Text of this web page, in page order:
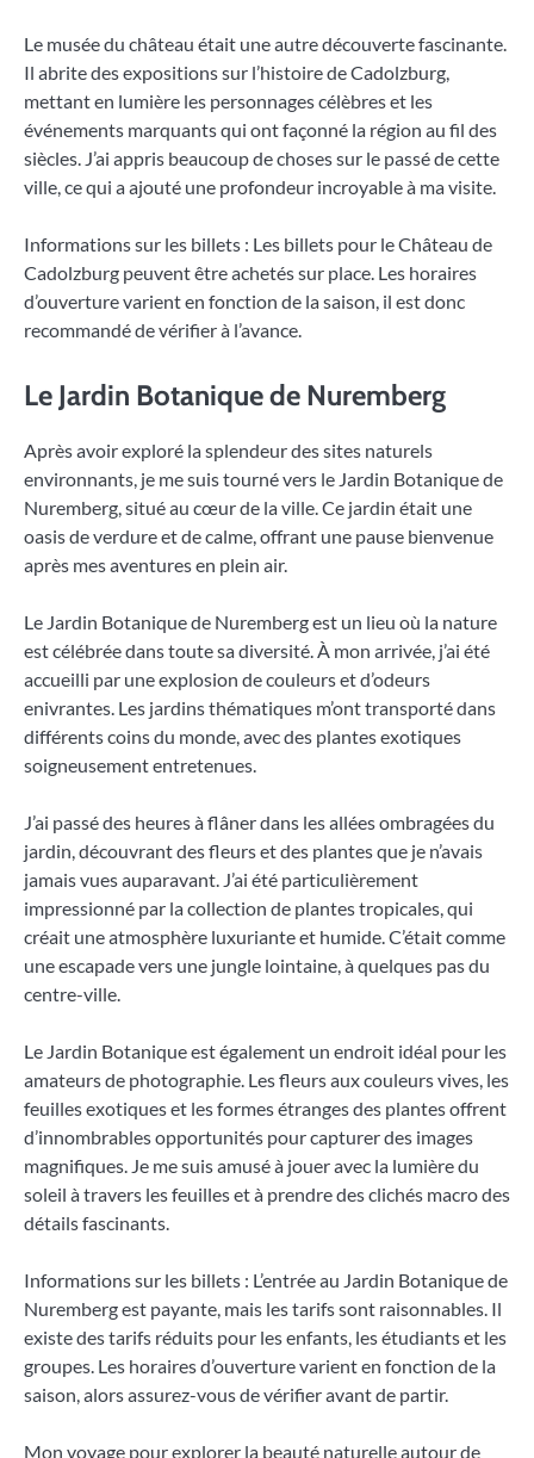
Le musée du château était une autre découverte fascinante.
Il abrite des expositions sur l’histoire de Cadolzburg,
mettant en lumière les personnages célèbres et les
événements marquants qui ont façonné la région au fil des
siècles. J’ai appris beaucoup de choses sur le passé de cette
ville, ce qui a ajouté une profondeur incroyable à ma visite.
Informations sur les billets : Les billets pour le Château de
Cadolzburg peuvent être achetés sur place. Les horaires
d’ouverture varient en fonction de la saison, il est donc
recommandé de vérifier à l’avance.
Le Jardin Botanique de Nuremberg
Après avoir exploré la splendeur des sites naturels
environnants, je me suis tourné vers le Jardin Botanique de
Nuremberg, situé au cœur de la ville. Ce jardin était une
oasis de verdure et de calme, offrant une pause bienvenue
après mes aventures en plein air.
Le Jardin Botanique de Nuremberg est un lieu où la nature
est célébrée dans toute sa diversité. À mon arrivée, j’ai été
accueilli par une explosion de couleurs et d’odeurs
enivrantes. Les jardins thématiques m’ont transporté dans
différents coins du monde, avec des plantes exotiques
soigneusement entretenues.
J’ai passé des heures à flâner dans les allées ombragées du
jardin, découvrant des fleurs et des plantes que je n’avais
jamais vues auparavant. J’ai été particulièrement
impressionné par la collection de plantes tropicales, qui
créait une atmosphère luxuriante et humide. C’était comme
une escapade vers une jungle lointaine, à quelques pas du
centre-ville.
Le Jardin Botanique est également un endroit idéal pour les
amateurs de photographie. Les fleurs aux couleurs vives, les
feuilles exotiques et les formes étranges des plantes offrent
d’innombrables opportunités pour capturer des images
magnifiques. Je me suis amusé à jouer avec la lumière du
soleil à travers les feuilles et à prendre des clichés macro des
détails fascinants.
Informations sur les billets : L’entrée au Jardin Botanique de
Nuremberg est payante, mais les tarifs sont raisonnables. Il
existe des tarifs réduits pour les enfants, les étudiants et les
groupes. Les horaires d’ouverture varient en fonction de la
saison, alors assurez-vous de vérifier avant de partir.
Mon voyage pour explorer la beauté naturelle autour de